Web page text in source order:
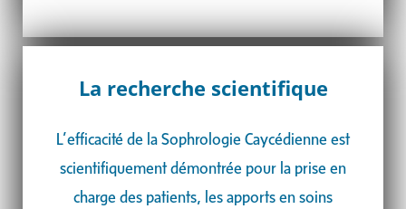
La recherche scientifique
L’efficacité de la Sophrologie Caycédienne est
scientifiquement démontrée pour la prise en
charge des patients, les apports en soins